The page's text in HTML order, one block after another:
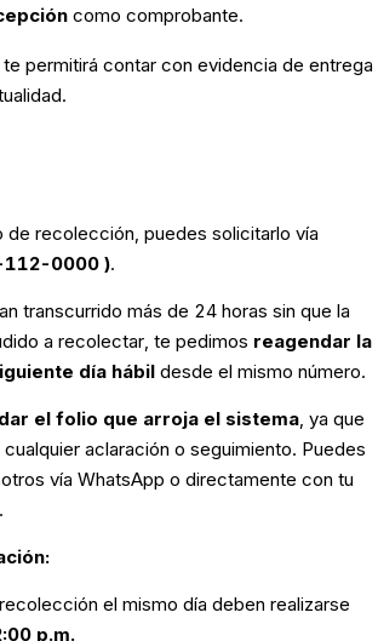
como comprobante.
permitirá contar con evidencia de entrega
de recolección, puedes solicitarlo vía
0000 ).
transcurrido más de 24 horas sin que la
a recolectar, te pedimos reagendar la
día hábil desde el mismo número.
el folio que arroja el sistema, ya que
aclaración o seguimiento. Puedes
vía WhatsApp o directamente con tu
el mismo día deben realizarse
p.m.